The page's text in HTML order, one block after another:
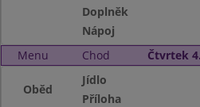
Doplněk
Nápoj
Menu
Chod Čtvrtek
Oběd
Jídlo
Příloha